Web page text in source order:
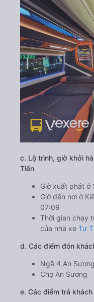
c. Lộ trình, giờ khởi
Tiến
Giờ xuất phát ở
Giờ đến nơi ở
07:09
Thời gian chạy
của nhà xe Tư
d. Các điểm đón
Ngã 4 An Sương
Chợ An Sương
e. Các điểm trả